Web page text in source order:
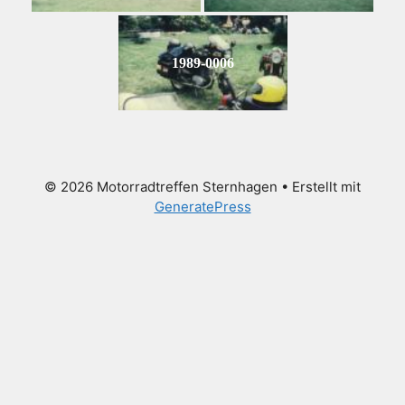
1989-0006
© 2026 Motorradtreffen Sternhagen • Erstellt mit
GeneratePress